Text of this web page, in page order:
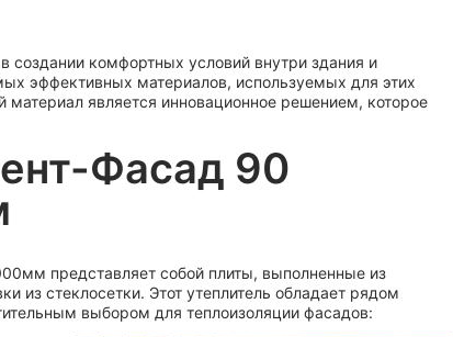
комфортных условий внутри здания и
эффективных материалов, используемых для этих
является инновационное решением, которое
Фасад 90
представляет собой плиты, выполненные из
из стеклосетки. Этот утеплитель обладает рядом
выбором для теплоизоляции фасадов: